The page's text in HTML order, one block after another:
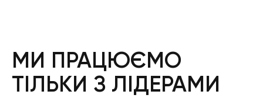
МИ ПРАЦЮЄМО
ТІЛЬКИ З ЛІДЕРАМИ